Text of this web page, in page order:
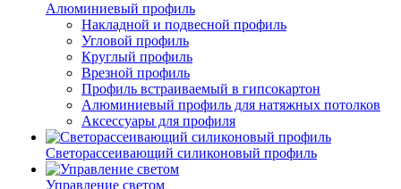
Алюминиевый профиль
Накладной и подвесной профиль
Угловой профиль
Круглый профиль
Врезной профиль
Профиль встраиваемый в гипсокартон
Алюминиевый профиль для натяжных потолков
Аксессуары для профиля
Светорассеивающий силиконовый профиль
Управление светом